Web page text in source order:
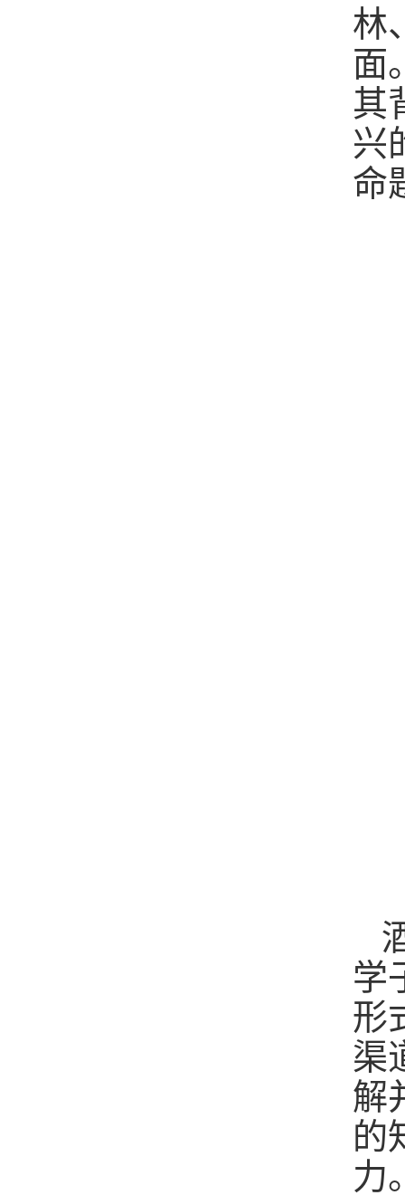
林
面
其
兴
命
学
形
渠
解
的
力